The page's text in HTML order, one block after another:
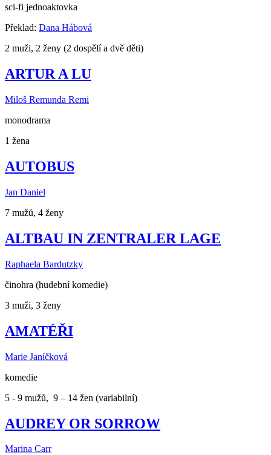
sci-fi jednoaktovka
Překlad: Dana Hábová
2 muži, 2 ženy (2 dospělí a dvě děti)
ARTUR A LU
Miloš Remunda Remi
monodrama
1 žena
AUTOBUS
Jan Daniel
7 mužů, 4 ženy
ALTBAU IN ZENTRALER LAGE
Raphaela Bardutzky
činohra (hudební komedie)
3 muži, 3 ženy
AMATÉŘI
Marie Janíčková
komedie
5 - 9 mužů, 9 – 14 žen (variabilní)
AUDREY OR SORROW
Marina Carr